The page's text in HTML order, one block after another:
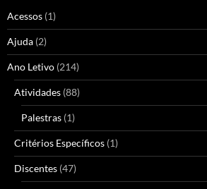
Acessos (1)
Ajuda (2)
Ano Letivo (214)
Atividades (88)
Palestras (1)
Critérios Específicos (1)
Discentes (47)